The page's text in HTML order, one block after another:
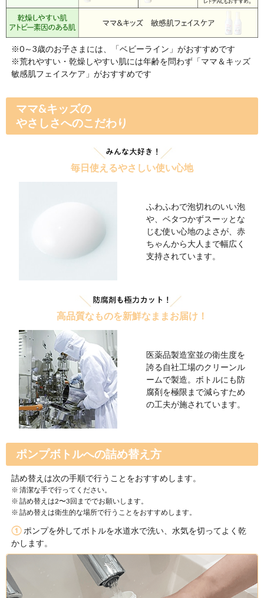
弱酸性アミノ酸
洗浄成分
頭皮のバリア機能を高め、
スクワラン